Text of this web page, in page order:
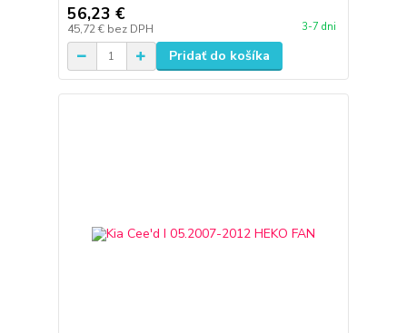
56,23 €
45,72 € bez DPH 3-7 dni
Pridať do košíka